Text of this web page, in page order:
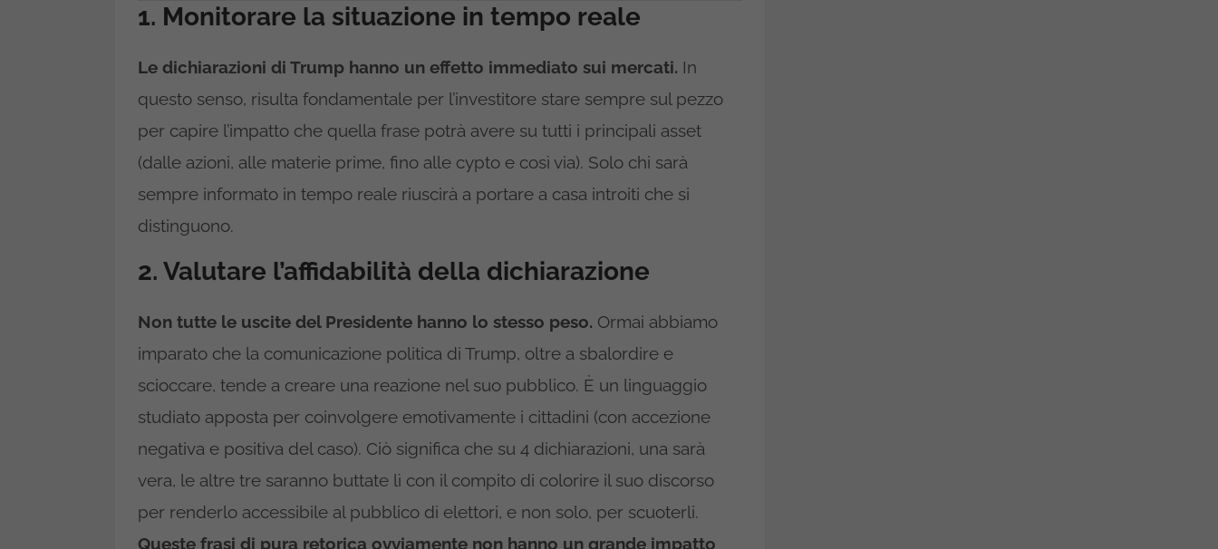
1. Monitorare la situazione in tempo reale
Le dichiarazioni di Trump hanno un effetto immediato sui mercati. In
questo senso, risulta fondamentale per l’investitore stare sempre sul pezzo
per capire l’impatto che quella frase potrà avere su tutti i principali asset
(dalle azioni, alle materie prime, fino alle cypto e così via). Solo chi sarà
sempre informato in tempo reale riuscirà a portare a casa introiti che si
distinguono.
2. Valutare l’affidabilità della dichiarazione
Non tutte le uscite del Presidente hanno lo stesso peso. Ormai abbiamo
imparato che la comunicazione politica di Trump, oltre a sbalordire e
scioccare, tende a creare una reazione nel suo pubblico. È un linguaggio
studiato apposta per coinvolgere emotivamente i cittadini (con accezione
negativa e positiva del caso). Ciò significa che su 4 dichiarazioni, una sarà
vera, le altre tre saranno buttate lì con il compito di colorire il suo discorso
per renderlo accessibile al pubblico di elettori, e non solo, per scuoterli.
Queste frasi di pura retorica ovviamente non hanno un grande impatto